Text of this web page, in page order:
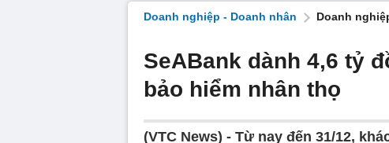
Doanh nghiệp - Doanh nhân
Doanh
SeABank dành 4,6 tỷ
bảo hiểm nhân thọ
(VTC News) - Từ nay đến 31/12,